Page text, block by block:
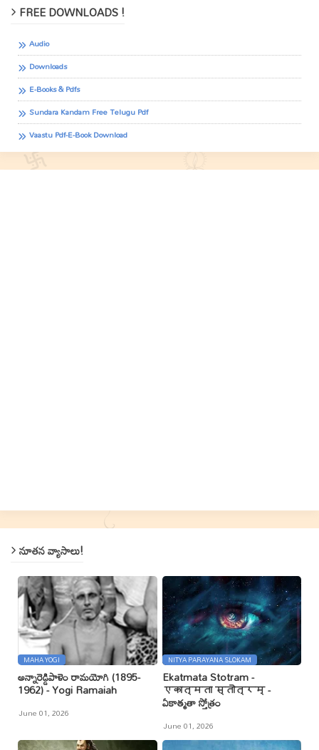
FREE DOWNLOADS !
Audio
Downloads
E-Books & Pdfs
Sundara Kandam Free Telugu Pdf
Vaastu Pdf-E-Book Download
నూతన వ్యాసాలు!
MAHA YOGI
అన్నారెడ్డిపాళెం రామయోగి (1895-
1962) - Yogi Ramaiah
June 01, 2026
NITYA PARAYANA SLOKAM
Ekatmata Stotram -
एकात्मता स्तोत्रम् -
ఏకాత్మతా స్తోత్రం
June 01, 2026